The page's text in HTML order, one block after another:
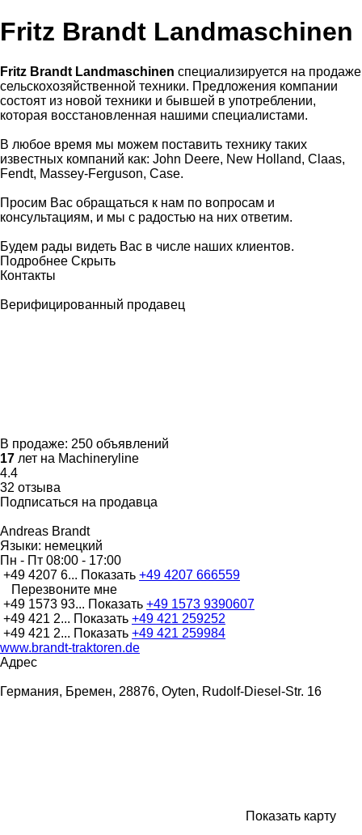
Fritz Brandt Landmaschinen
Fritz Brandt Landmaschinen специализируется на продаже
сельскохозяйственной техники. Предложения компании
состоят из новой техники и бывшей в употреблении,
которая восстановленная нашими специалистами.
В любое время мы можем поставить технику таких
известных компаний как: John Deere, New Holland, Claas,
Fendt, Massey-Ferguson, Case.
Просим Вас обращаться к нам по вопросам и
консультациям, и мы с радостью на них ответим.
Будем рады видеть Вас в числе наших клиентов.
Подробнее Скрыть
Контакты
Верифицированный продавец
В продаже: 250 объявлений
17 лет на Machineryline
4.4
32 отзыва
Подписаться на продавца
Andreas Brandt
Языки: немецкий
Пн - Пт 08:00 - 17:00
+49 4207 6... Показать +49 4207 666559
Перезвоните мне
+49 1573 93... Показать +49 1573 9390607
+49 421 2... Показать +49 421 259252
+49 421 2... Показать +49 421 259984
www.brandt-traktoren.de
Адрес
Германия, Бремен, 28876, Oyten, Rudolf-Diesel-Str. 16
Показать карту